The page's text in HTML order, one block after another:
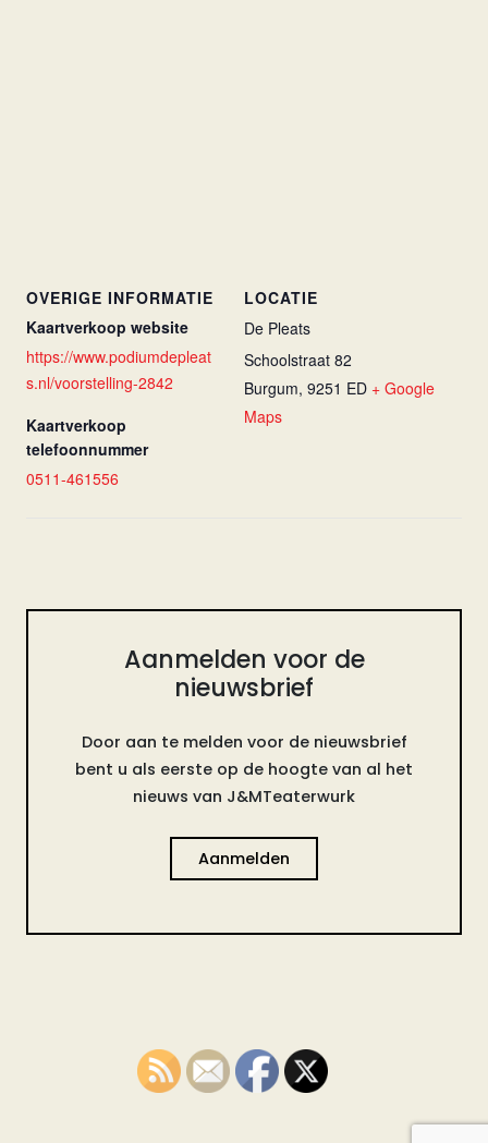
LOCATIE
De Pleats
Schoolstraat 82
Burgum, 9251 ED + Google
Maps
OVERIGE INFORMATIE
Kaartverkoop website
https://www.podiumdepleat
s.nl/voorstelling-2842
Kaartverkoop
telefoonnummer
0511-461556
Aanmelden voor de
nieuwsbrief
Door aan te melden voor de nieuwsbrief
bent u als eerste op de hoogte van al het
nieuws van J&MTeaterwurk
Aanmelden